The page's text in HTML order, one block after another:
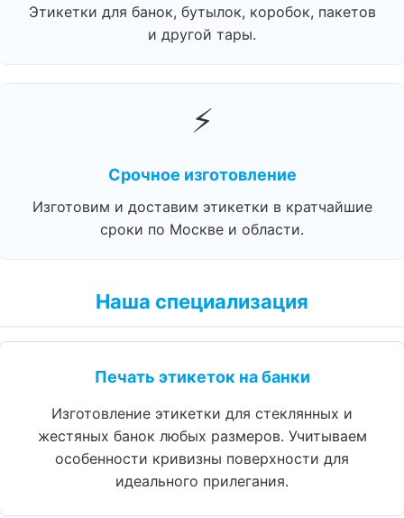
Этикетки для банок, бутылок, коробок, пакетов
и другой тары.
⚡
Срочное изготовление
Изготовим и доставим этикетки в кратчайшие
сроки по Москве и области.
Наша специализация
Печать этикеток на банки
Изготовление этикетки для стеклянных и
жестяных банок любых размеров. Учитываем
особенности кривизны поверхности для
идеального прилегания.